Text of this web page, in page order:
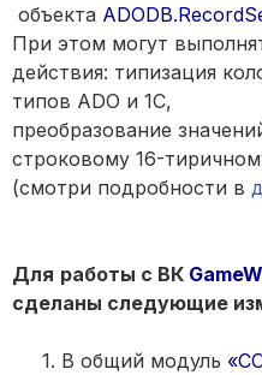
объекта
При этом могут
действия: типизация
типов ADO и 1С,
преобразование
строковому 16-
(смотри подробности в
Для работы с ВК
сделаны следующие
1. В общий модуль